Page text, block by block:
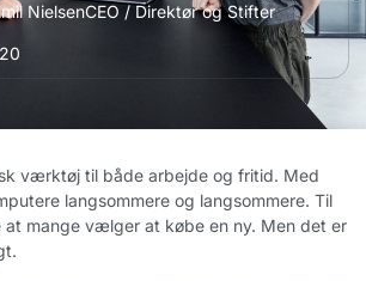
NielsenCEO / Direktør og Stifter
værktøj til både arbejde og fritid. Med
langsommere og langsommere. Til
at mange vælger at købe en ny. Men det er